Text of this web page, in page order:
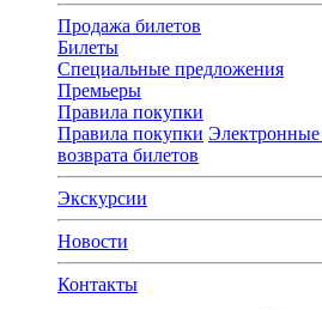
Продажа билетов
Билеты
Специальные предложения
Премьеры
Правила покупки
Правила покупки
возврата билетов
Экскурсии
Новости
Контакты